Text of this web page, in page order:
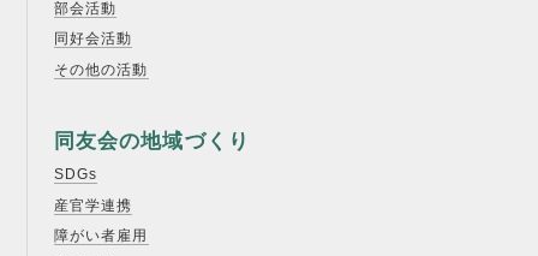
部会活動
同好会活動
その他の活動
同友会の地域づくり
SDGs
産官学連携
障がい者雇用